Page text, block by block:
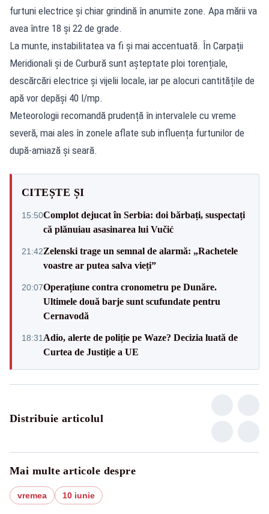
furtuni electrice și chiar grindină în anumite zone. Apa mării va
avea între 18 și 22 de grade.
La munte, instabilitatea va fi și mai accentuată. În Carpații
Meridionali și de Curbură sunt așteptate ploi torențiale,
descărcări electrice și vijelii locale, iar pe alocuri cantitățile de
apă vor depăși 40 l/mp.
Meteorologii recomandă prudență în intervalele cu vreme
severă, mai ales în zonele aflate sub influența furtunilor de
după-amiază și seară.
CITEȘTE ȘI
15:50Complot dejucat în Serbia: doi bărbați, suspectați
că plănuiau asasinarea lui Vučić
21:42Zelenski trage un semnal de alarmă: „Rachetele
voastre ar putea salva vieți”
20:07Operațiune contra cronometru pe Dunăre.
Ultimele două barje sunt scufundate pentru
Cernavodă
18:31 Adio, alerte de poliție pe Waze? Decizia luată de
Curtea de Justiție a UE
Distribuie articolul
Mai multe articole despre
vremea 10 iunie